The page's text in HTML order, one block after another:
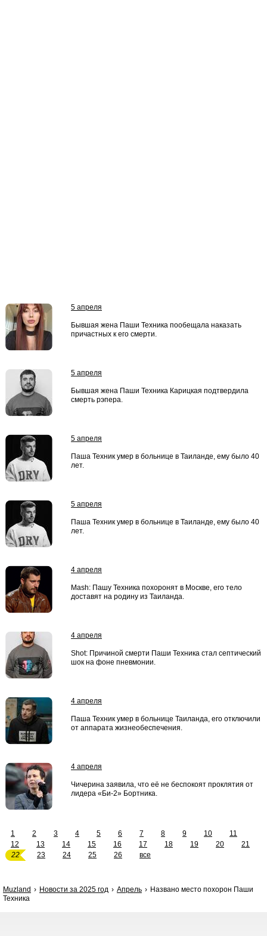
5 апреля
Бывшая жена Паши Техника пообещала наказать
причастных к его смерти.
5 апреля
Бывшая жена Паши Техника Карицкая подтвердила
смерть рэпера.
5 апреля
Паша Техник умер в больнице в Таиланде, ему было 40
лет.
5 апреля
Паша Техник умер в больнице в Таиланде, ему было 40
лет.
4 апреля
Mash: Пашу Техника похоронят в Москве, его тело
доставят на родину из Таиланда.
4 апреля
Shot: Причиной смерти Паши Техника стал септический
шок на фоне пневмонии.
4 апреля
Паша Техник умер в больнице Таиланда, его отключили
от аппарата жизнеобеспечения.
4 апреля
Чичерина заявила, что её не беспокоят проклятия от
лидера «Би-2» Бортника.
1 2 3 4 5 6 7 8 9 10
11
12
13 14 15 16 17 18 19 20
21
22
23 24 25 26 все
Muzland Новости за 2025 год Апрель
Названо место похорон Паши
Техника